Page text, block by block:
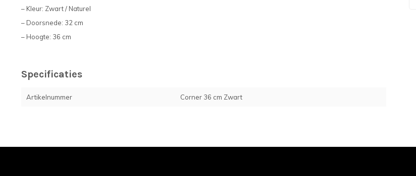
– Kleur: Zwart / Naturel
– Doorsnede: 32 cm
– Hoogte: 36 cm
Specificaties
Artikelnummer Corner 36 cm Zwart